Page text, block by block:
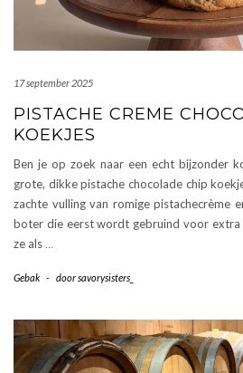
17 september 2025
PISTACHE CREME
KOEKJES
Ben je op zoek naar een echt bijzonder
grote, dikke pistache chocolade chip
zachte vulling van romige pistachecrème
boter die eerst wordt gebruind voor extra
ze als …
Gebak - doorsavorysisters_